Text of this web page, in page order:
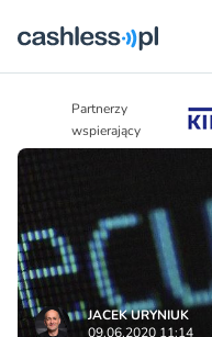
Partnerzy
wspierający
JACEK URYNIUK
09.06.2020 11:14